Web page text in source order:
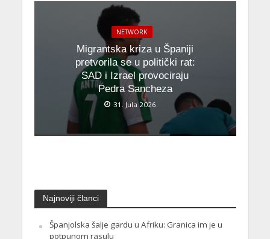
NETWORK
Migrantska kriza u Španiji
pretvorila se u politički rat:
SAD i Izrael provociraju
Pedra Sancheza
31. Jula 2026.
Najnoviji članci
Španjolska šalje gardu u Afriku: Granica im je u
potpunom rasulu